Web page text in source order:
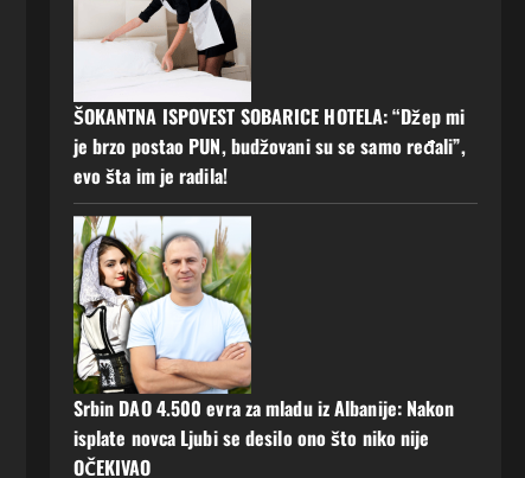
ŠOKANTNA ISPOVEST SOBARICE HOTELA: “Džep mi
je brzo postao PUN, budžovani su se samo ređali”,
evo šta im je radila!
Srbin DAO 4.500 evra za mladu iz Albanije: Nakon
isplate novca Ljubi se desilo ono što niko nije
OČEKIVAO